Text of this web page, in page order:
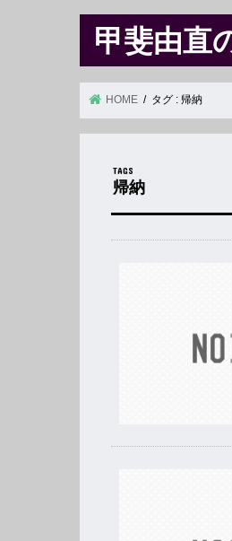
甲斐由直
HOME タグ : 帰納
帰納